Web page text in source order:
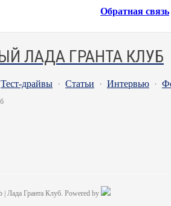
Обратная связь
ЛАДА ГРАНТА КЛУБ
Тест-драйвы · Статьи · Интервью ·
Лада Гранта Клуб. Powered by